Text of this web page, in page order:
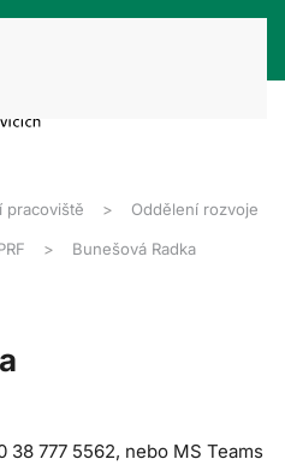
pracoviště Oddělení rozvoje
Bunešová Radka
38 777 5562, nebo MS Teams